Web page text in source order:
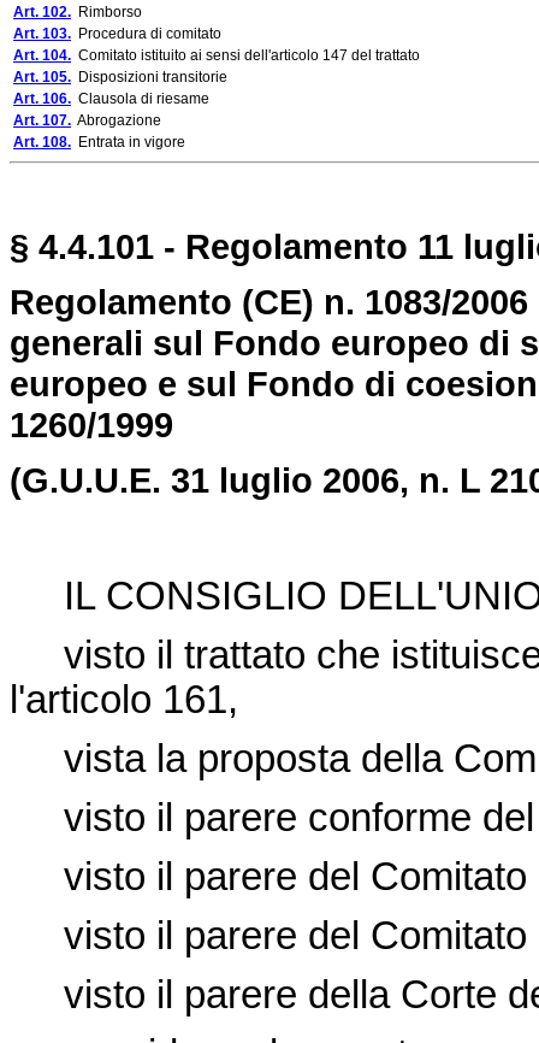
Art. 102. Rimborso
Art. 103. Procedura di comitato
Art. 104. Comitato istituito ai sensi dell'articolo 147 del trattato
Art. 105. Disposizioni transitorie
Art. 106. Clausola di riesame
Art. 107. Abrogazione
Art. 108. Entrata in vigore
§ 4.4.101 - Regolamento 11
Regolamento (CE) n. 1083/
generali sul Fondo europeo di
europeo e sul Fondo di
1260/1999
(G.U.U.E. 31 luglio 2006, n. L
IL CONSIGLIO
visto il trattato che
l'articolo 161,
vista la proposta della
visto il parere conforme del
visto il parere del Comitato
visto il parere del Comitato
visto il parere della Corte